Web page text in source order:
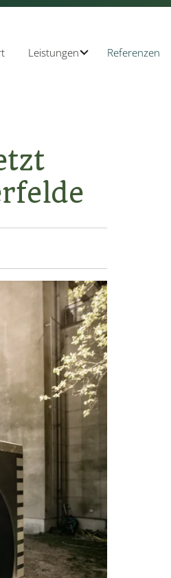
Leistungen Referenzen